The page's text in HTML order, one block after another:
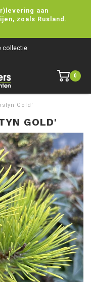
aan
zoals Rusland.
collectie
0
Gold'
GOLD'